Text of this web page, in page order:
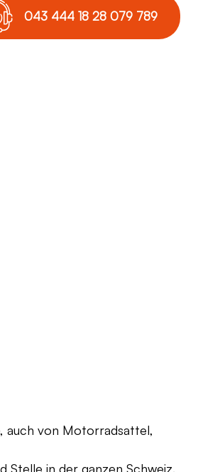
043 444 18 28 079 789
auch von Motorradsattel,
Stelle in der ganzen Schweiz.